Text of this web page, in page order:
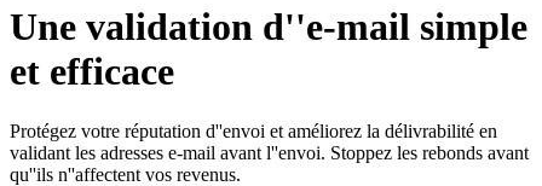
Une validation d''e-mail simple
et efficace
Protégez votre réputation d''envoi et améliorez la délivrabilité en
validant les adresses e-mail avant l''envoi. Stoppez les rebonds avant
qu''ils n''affectent vos revenus.